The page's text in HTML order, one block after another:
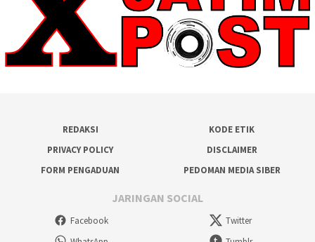
REDAKSI
KODE ETIK
PRIVACY POLICY
DISCLAIMER
FORM PENGADUAN
PEDOMAN MEDIA SIBER
JARINGAN SOCIAL
Facebook
Twitter